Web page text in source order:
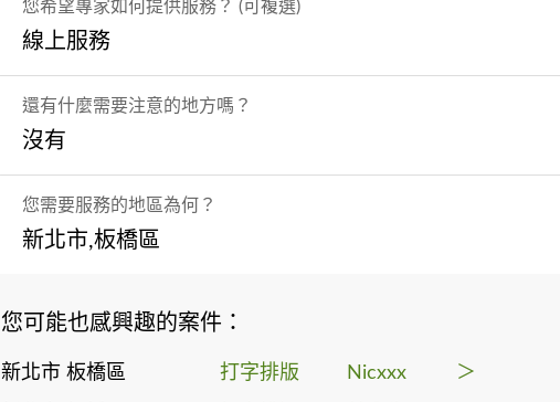
您希望專家如何提供服務？ (可複選)
線上服務
還有什麼需要注意的地方嗎？
沒有
您需要服務的地區為何？
新北市,板橋區
您可能也感興趣的案件：
新北市 板橋區 打字排版 Nicxxx ＞